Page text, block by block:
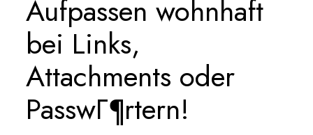
Aufpassen wohnhaft
bei Links,
Attachments oder
PasswГ¶rtern!